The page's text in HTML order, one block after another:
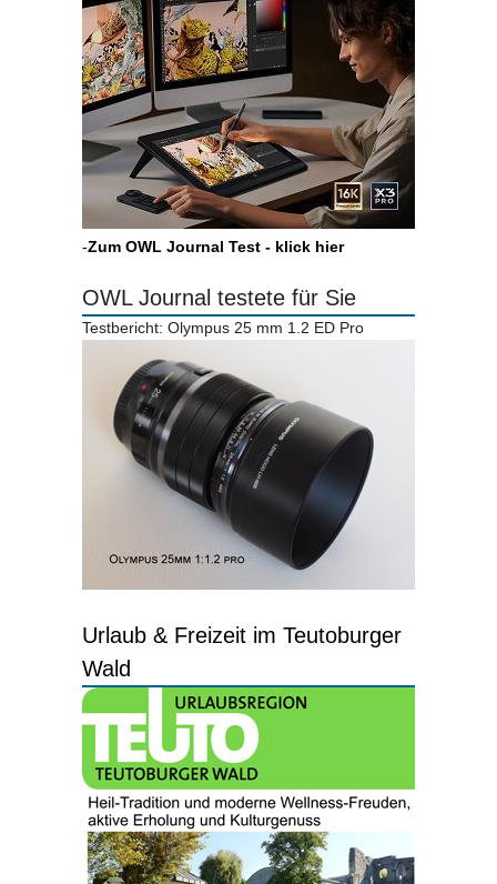
-Zum OWL Journal Test - klick hier
OWL Journal testete für Sie
Testbericht: Olympus 25 mm 1.2 ED Pro
Urlaub & Freizeit im Teutoburger
Wald